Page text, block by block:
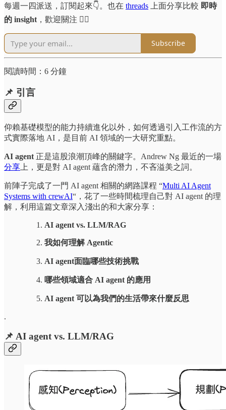
每週一四派送，訂閱起來👇。也在 threads 上面分享比較 即時
的 insight ，歡迎關注 🏃‍♂️
Subscribe
閱讀時間：6 分鐘
📌 引言
仰賴基礎模型的能力持續進化以外，如何透過引入工作流的方
式實際落地 AI，是目前 AI 領域的一大研究重點。
AI agent 正是這股浪潮頂峰的關鍵字。Andrew Ng 最近的一場
分享 上，更是對 AI agent 蘊含的潛力，不吝溢美之詞。
前陣子完成了一門 AI agent 相關的網路課程 “Multi AI Agent
Systems with crewAI“，花了一些時間梳理自己對 AI agent 的理
解，利用這篇文章深入淺出的和大家分享：
AI agent vs. LLM/RAG
我如何理解 Agentic
AI agent面臨哪些技術挑戰
哪些領域適合 AI agent 的應用
AI agent 可以為我們的生活帶來什麼反思
.
📌 AI agent vs. LLM/RAG